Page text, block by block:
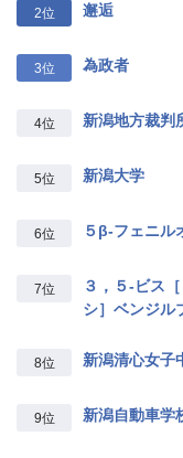
2位 邂逅
3位 為政者
4位 新潟地方裁判
5位 新潟大学
6位 ５β‐フェニル
7位
３，５‐ビス
シ］ベンジル
8位 新潟清心女子
9位 新潟自動車学